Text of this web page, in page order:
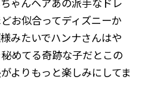
お似合ってディズニーか
みたいでハンナさんはや
めてる奇跡な子だとこの
よりもっと楽しみにしてま